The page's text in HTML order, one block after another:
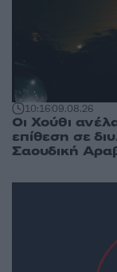
10:1609.08.26
Οι Χούθι
επίθεση σε
Σαουδική